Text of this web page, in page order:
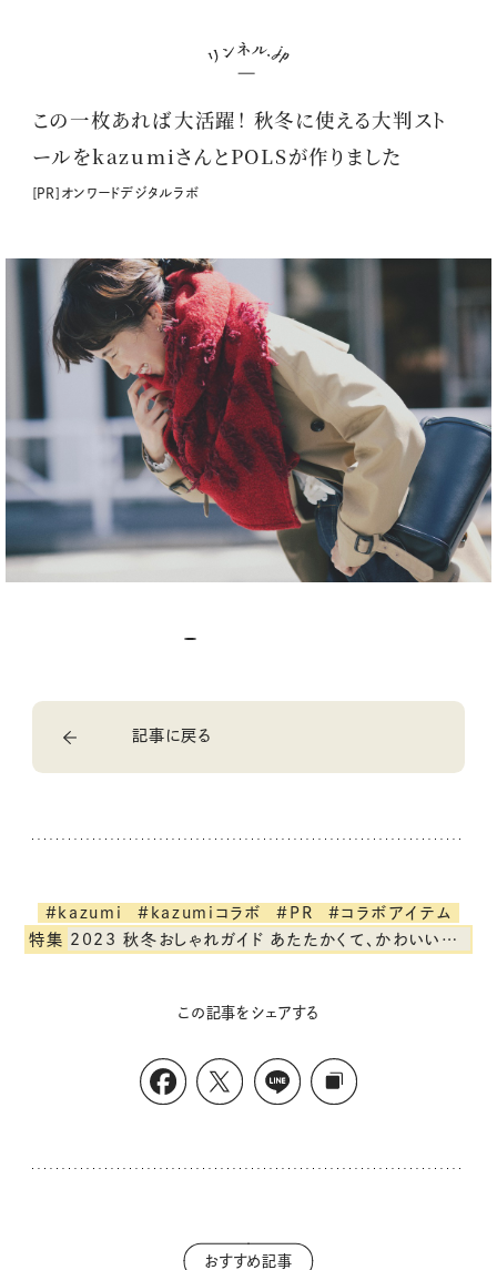
この一枚あれば大活躍！ 秋冬に使える大判スト
ールをkazumiさんとPOLSが作りました
[PR]オンワードデジタルラボ
記事に戻る
#kazumi #kazumiコラボ #PR
#コラボアイテム
特集 2023 秋冬おしゃれガイド あたたかくて、かわいいもの
この記事をシェアする
おすすめ記事